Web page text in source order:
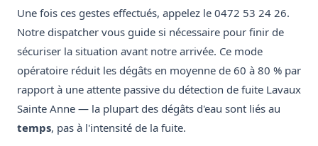
Une fois ces gestes effectués, appelez le 0472 53 24 26.
Notre dispatcher vous guide si nécessaire pour finir de
sécuriser la situation avant notre arrivée. Ce mode
opératoire réduit les dégâts en moyenne de 60 à 80 % par
rapport à une attente passive du détection de fuite Lavaux
Sainte Anne — la plupart des dégâts d'eau sont liés au
temps, pas à l'intensité de la fuite.